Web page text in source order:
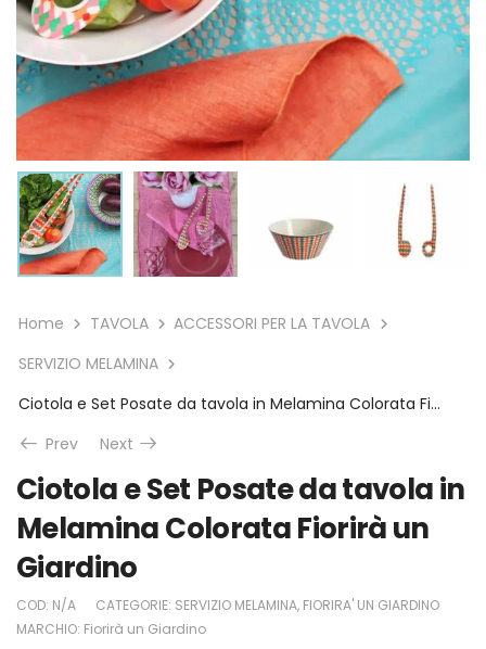
Home TAVOLA
ACCESSORI PER LA TAVOLA
SERVIZIO MELAMINA
Ciotola e Set Posate da tavola in Melamina Colorata Fiorirà un Giardino
Prev
Next
Ciotola e Set Posate da tavola in
Melamina Colorata Fiorirà un
Giardino
COD: N/A CATEGORIE: SERVIZIO MELAMINA, FIORIRA' UN GIARDINO
MARCHIO: Fiorirà un Giardino